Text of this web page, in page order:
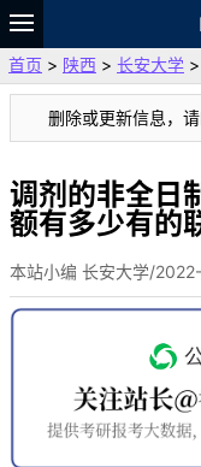
题库
故事 专
VIP
资料
首页 > 陕西 > 长安大学 >
删除或更新信息，
调剂的非全日
额有多少有的
本站小编 长安大学/